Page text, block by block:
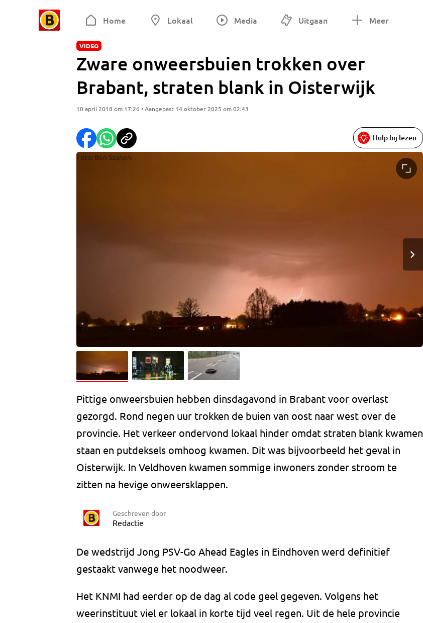
Home Lokaal Media Uitgaan Meer
VIDEO
Zware onweersbuien trokken over
Brabant, straten blank in Oisterwijk
10 april 2018 om 17:26 • Aangepast 14 oktober 2025 om 02:43
Foto: Ben Saanen
Hulp bij lezen
Pittige onweersbuien hebben dinsdagavond in Brabant voor overlast
gezorgd. Rond negen uur trokken de buien van oost naar west over de
provincie. Het verkeer ondervond lokaal hinder omdat straten blank kwamen
staan en putdeksels omhoog kwamen. Dit was bijvoorbeeld het geval in
Oisterwijk. In Veldhoven kwamen sommige inwoners zonder stroom te
zitten na hevige onweersklappen.
Geschreven door
Redactie
De wedstrijd Jong PSV-Go Ahead Eagles in Eindhoven werd definitief
gestaakt vanwege het noodweer.
Het KNMI had eerder op de dag al code geel gegeven. Volgens het
weerinstituut viel er lokaal in korte tijd veel regen. Uit de hele provincie